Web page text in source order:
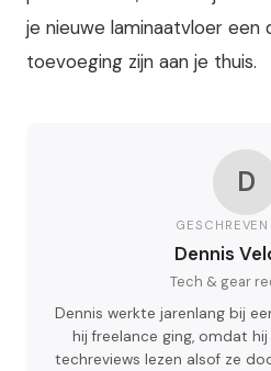
je nieuwe laminaatvloer een
toevoeging zijn aan je thuis.
D
Dennis
Tech & gear
Dennis werkte jarenlang bij
hij freelance ging, omdat
techreviews lezen alsof ze